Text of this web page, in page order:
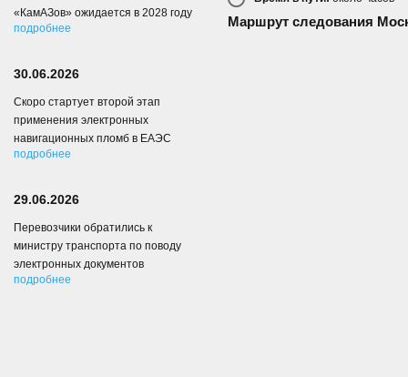
Маршрут следования
«КамАЗов» ожидается в 2028 году
подробнее
30.06.2026
Скоро стартует второй этап
применения электронных
навигационных пломб в ЕАЭС
подробнее
29.06.2026
Перевозчики обратились к
министру транспорта по поводу
электронных документов
подробнее